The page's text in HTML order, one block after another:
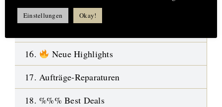
14. Symbol-Schmuck
16.
Neue Highlights
17. Aufträge-Reparaturen
18. %%% Best Deals
Einstellungen Okay!